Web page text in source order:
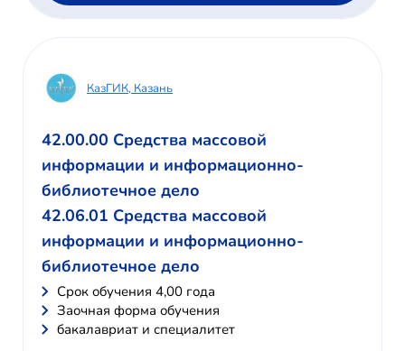
КазГИК, Казань
42.00.00 Средства массовой
информации и информационно-
библиотечное дело
42.06.01 Средства массовой
информации и информационно-
библиотечное дело
Cрок обучения 4,00 года
Заочная форма обучения
бакалавриат и специалитет